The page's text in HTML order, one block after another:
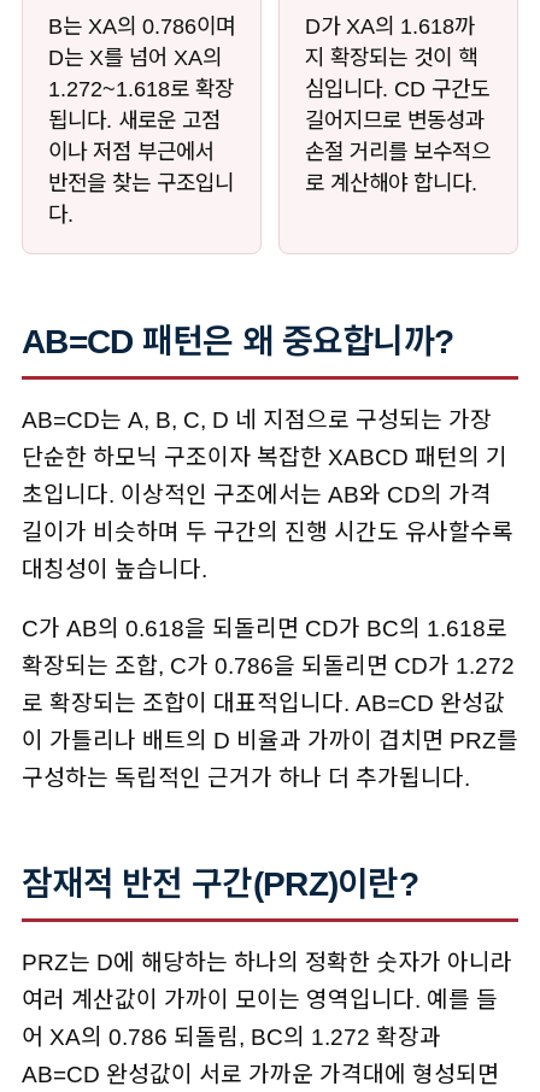
B는 XA의 0.786이며
D는 X를 넘어 XA의
1.272~1.618로 확장
됩니다. 새로운 고점
이나 저점 부근에서
반전을 찾는 구조입니
다.
D가 XA의 1.618까
지 확장되는 것이 핵
심입니다. CD 구간도
길어지므로 변동성과
손절 거리를 보수적으
로 계산해야 합니다.
AB=CD 패턴은 왜 중요합니까?
AB=CD는 A, B, C, D 네 지점으로 구성되는 가장
단순한 하모닉 구조이자 복잡한 XABCD 패턴의 기
초입니다. 이상적인 구조에서는 AB와 CD의 가격
길이가 비슷하며 두 구간의 진행 시간도 유사할수록
대칭성이 높습니다.
C가 AB의 0.618을 되돌리면 CD가 BC의 1.618로
확장되는 조합, C가 0.786을 되돌리면 CD가 1.272
로 확장되는 조합이 대표적입니다. AB=CD 완성값
이 가틀리나 배트의 D 비율과 가까이 겹치면 PRZ를
구성하는 독립적인 근거가 하나 더 추가됩니다.
잠재적 반전 구간(PRZ)이란?
PRZ는 D에 해당하는 하나의 정확한 숫자가 아니라
여러 계산값이 가까이 모이는 영역입니다. 예를 들
어 XA의 0.786 되돌림, BC의 1.272 확장과
AB=CD 완성값이 서로 가까운 가격대에 형성되면